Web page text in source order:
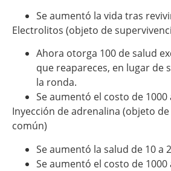
Se aumentó la vida tras
Electrolitos (objeto de
Ahora otorga 100 de salud
que reapareces, en lugar de
la ronda.
Se aumentó el costo de 1000
Inyección de adrenalina (objeto
común)
Se aumentó la salud de 10 a
Se aumentó el costo de 1000